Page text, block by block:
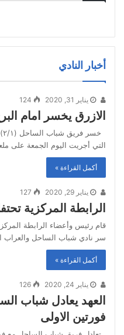
أخبار النادي
يناير 31, 2020 124
الازرق يخسر امام
التي أجريت اليوم الجمعة على
أكمل القراءة »
يناير 29, 2020 127
الرابطة المركزية
قام رئيس وأعضاء الرابطة
سر نادي شباب الساحل والعراب
أكمل القراءة »
يناير 24, 2020 126
العهد يعادل شباب
فورتين الاولى